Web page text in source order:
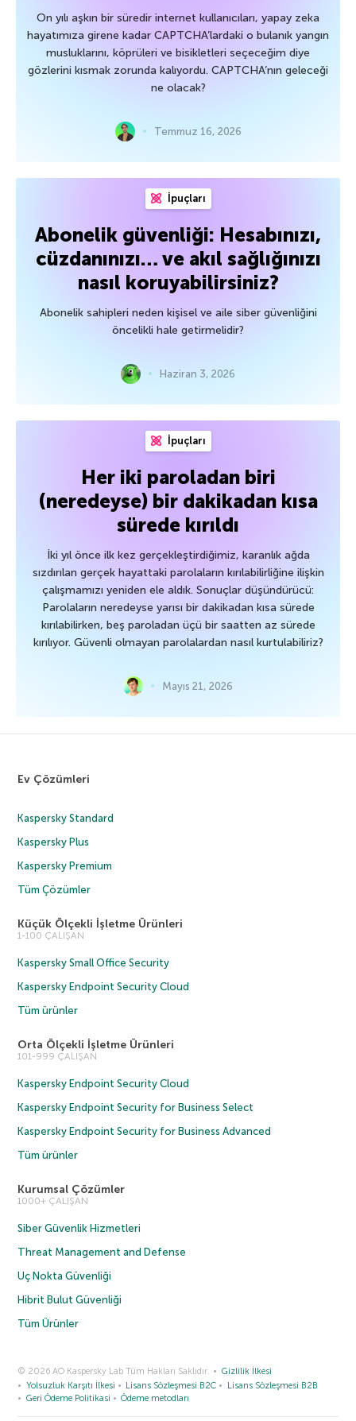
On yılı aşkın bir süredir internet kullanıcıları, yapay zeka
hayatımıza girene kadar CAPTCHA’lardaki o bulanık yangın
musluklarını, köprüleri ve bisikletleri seçeceğim diye
gözlerini kısmak zorunda kalıyordu. CAPTCHA’nın geleceği
ne olacak?
Temmuz 16, 2026
İpuçları
Abonelik güvenliği: Hesabınızı,
cüzdanınızı… ve akıl sağlığınızı
nasıl koruyabilirsiniz?
Abonelik sahipleri neden kişisel ve aile siber güvenliğini
öncelikli hale getirmelidir?
Haziran 3, 2026
İpuçları
Her iki paroladan biri
(neredeyse) bir dakikadan kısa
sürede kırıldı
İki yıl önce ilk kez gerçekleştirdiğimiz, karanlık ağda
sızdırılan gerçek hayattaki parolaların kırılabilirliğine ilişkin
çalışmamızı yeniden ele aldık. Sonuçlar düşündürücü:
Parolaların neredeyse yarısı bir dakikadan kısa sürede
kırılabilirken, beş paroladan üçü bir saatten az sürede
kırılıyor. Güvenli olmayan parolalardan nasıl kurtulabiliriz?
Mayıs 21, 2026
Ev Çözümleri
Kaspersky Standard
Kaspersky Plus
Kaspersky Premium
Tüm Çözümler
Küçük Ölçekli İşletme Ürünleri
1-100 ÇALIŞAN
Kaspersky Small Office Security
Kaspersky Endpoint Security Cloud
Tüm ürünler
Orta Ölçekli İşletme Ürünleri
101-999 ÇALIŞAN
Kaspersky Endpoint Security Cloud
Kaspersky Endpoint Security for Business Select
Kaspersky Endpoint Security for Business Advanced
Tüm ürünler
Kurumsal Çözümler
1000+ ÇALIŞAN
Siber Güvenlik Hizmetleri
Threat Management and Defense
Uç Nokta Güvenliği
Hibrit Bulut Güvenliği
Tüm Ürünler
© 2026 AO Kaspersky Lab Tüm Hakları Saklıdır.
Gizlilik İlkesi
Yolsuzluk Karşıtı İlkesi
Lisans Sözleşmesi B2C
Lisans Sözleşmesi B2B
Geri Ödeme Politikasi
Ödeme metodları